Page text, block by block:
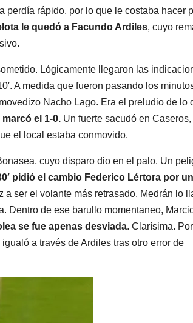
perdía rápido, por lo que le costaba hacer
le quedó a Facundo Ardiles, cuyo
Lógicamente llegaron las
A medida que fueron pasando los
Nacho Lago. Era el preludio de lo
el 1-0. Un fuerte sacudó en Caseros,
el local estaba conmovido.
cuyo disparo dio en el palo. Un
pidió el cambio Federico Lértora por
a ser el volante más retrasado. Medrán lo
Dentro de ese barullo momentaneo,
se fue apenas desviada. Clarísima.
a través de Ardiles tras otro error de